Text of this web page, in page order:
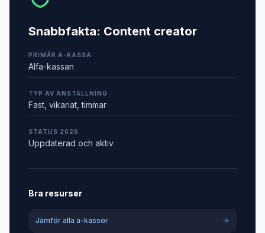
Snabbfakta: Content creator
PRIMÄR A-KASSA
Alfa-kassan
TYP AV ANSTÄLLNING
Fast, vikariat, timmar
STATUS 2026
Uppdaterad och aktiv
Bra resurser
Jämför alla a-kassor